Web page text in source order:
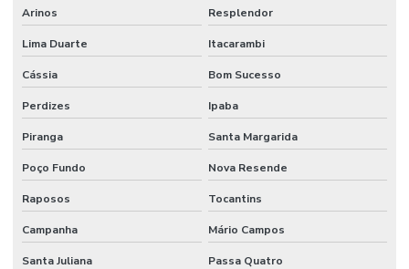
Revestimento Autonivelante Para Piso De Concreto
Revestimento Autonivelante São Paulo
Revestimento Cimentício Para Pisos Comerciais
Revestimento De Concreto Impermeável Para Alimentos
Revestimento De Epóxi Para Piso De Concreto
Revestimento Epóxi 1 A 4mm Para Indústria
Arinos Resplendor
Lima Duarte Itacarambi
Cássia Bom Sucesso
Perdizes Ipaba
Piranga Santa Margarida
Poço Fundo Nova Resende
Raposos Tocantins
Campanha Mário Campos
Santa Juliana Passa Quatro